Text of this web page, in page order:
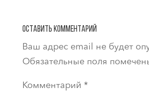
Оставить комментарий
Ваш адрес email не будет
Обязательные поля
Комментарий *